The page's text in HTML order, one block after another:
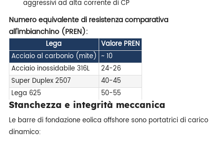
aggressivi ad alta corrente di CP
Numero equivalente di resistenza comparativa
all'imbianchino (PREN):
Lega
Valore PREN
Acciaio al carbonio (mite) ~ 10
Acciaio inossidabile 316L
24-26
Super Duplex 2507
40-45
Lega 625
50-55
Stanchezza e integrità meccanica
Le barre di fondazione eolica offshore sono portatrici di carico
dinamico: